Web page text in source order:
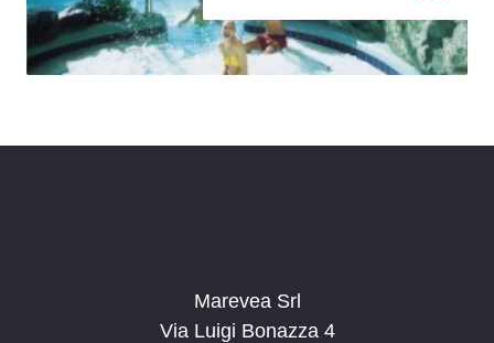
Marevea Srl
Via Luigi Bonazza 4